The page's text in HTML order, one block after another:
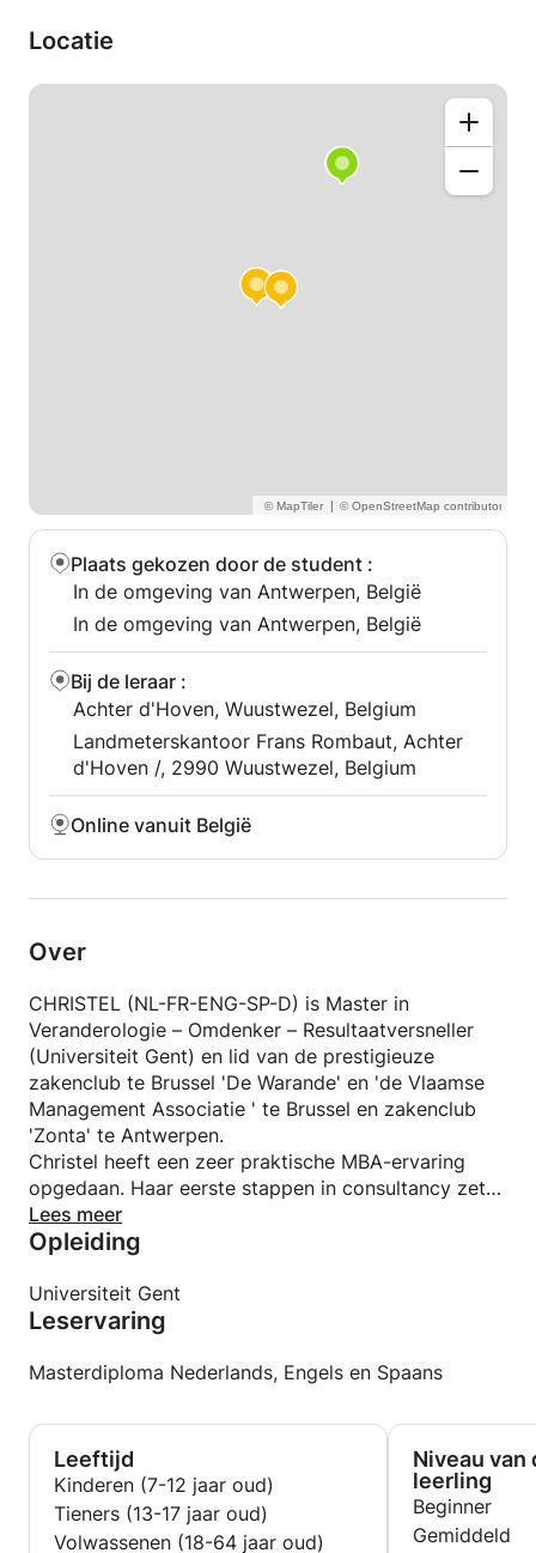
boekt u op deze manier aanzienlijke vooruitgang.
Specifieke technische taal zoals medische,
biologische, zakelijke of andere taal is ook mogelijk
behoeftenanalyse telefonisch doen.
Locatie
|
Plaats gekozen door de student :
In de omgeving van Antwerpen, België
In de omgeving van Antwerpen, België
Bij de leraar :
Achter d'Hoven, Wuustwezel, Belgium
Landmeterskantoor Frans Rombaut, Achter
d'Hoven /, 2990 Wuustwezel, Belgium
Online vanuit België
Over
CHRISTEL (NL-FR-ENG-SP-D) is Master in
Veranderologie – Omdenker – Resultaatversneller
(Universiteit Gent) en lid van de prestigieuze
zakenclub te Brussel 'De Warande' en 'de Vlaamse
Management Associatie ' te Brussel en zakenclub
'Zonta' te Antwerpen.
Christel heeft een zeer praktische MBA-ervaring
opgedaan. Haar eerste stappen in consultancy zette
ze bij Belgacom Directory Services als Training &
Development Manager (Nationale
van het herstructureringsproces haar competenties
aanwendde in domeinen als focusgerichte
organisatiegedrag. Zij hanteert verandering als
en coaching, tot snellere resultaten op de werkvloer.
Een evaluatiesysteem en mogelijkhedenbeoordeling
wendt ze aan om beter en creatiever samen te
werken.
Daarna gaan ze internationaal veranderen in
Lees meer
Opleiding
Universiteit Gent
Leservaring
Masterdiploma Nederlands, Engels en Spaans
Leeftijd
Kinderen (7-12 jaar oud)
Tieners (13-17 jaar oud)
Volwassenen (18-64 jaar oud)
Niveau van
leerling
Beginner
Gemiddeld